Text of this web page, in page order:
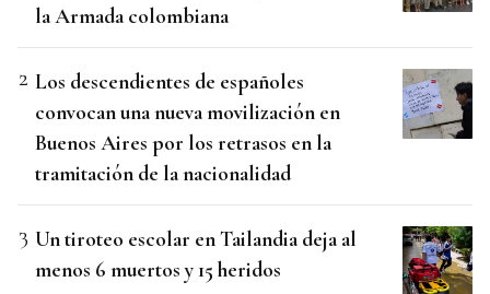
la Armada colombiana
Los descendientes de españoles
convocan una nueva movilización en
Buenos Aires por los retrasos en la
tramitación de la nacionalidad
Un tiroteo escolar en Tailandia deja al
menos 6 muertos y 15 heridos